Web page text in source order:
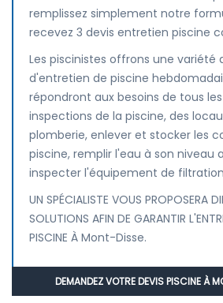
remplissez simplement notre
recevez 3 devis entretien piscine
Les piscinistes offrons une variété
d'entretien de piscine
répondront aux besoins de tous
inspections de la piscine, des
plomberie, enlever et stocker les
piscine, remplir l'eau à son niveau
inspecter l'équipement de
UN SPÉCIALISTE VOUS PROPOSERA
SOLUTIONS AFIN DE GARANTIR
PISCINE À Mont-Disse.
DEMANDEZ VOTRE DEVIS PISCINE À